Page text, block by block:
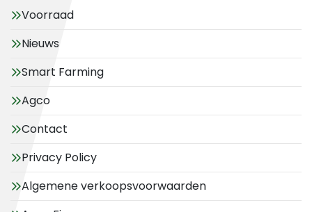
Voorraad
Nieuws
Smart Farming
Agco
Contact
Privacy Policy
Algemene verkoopsvoorwaarden